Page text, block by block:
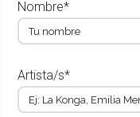
Nombre*
Artista/s*